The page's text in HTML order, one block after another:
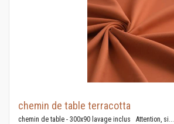
chemin de table terracotta
chemin de table - 300x90 lavage inclus Attention, si...